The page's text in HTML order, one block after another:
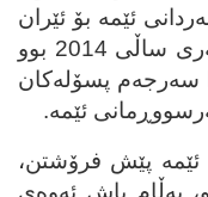
ئێمه‌ بۆ ئێران
له‌ ڕێگای شه‌مه‌نده‌فه‌ر له‌ ئۆکتۆبه‌ری ساڵی 2014 بوو
سه‌رجه‌م پسۆله‌کان
ئێمه‌.
ئێمه‌ پێش فرۆشتن،
به‌ڵام پاش ئه‌وه‌ی